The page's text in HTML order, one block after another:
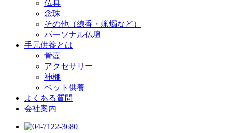
仏具
念珠
その他（線香・蝋燭など）
パーソナル仏壇
手元供養とは
骨壺
アクセサリー
神棚
ペット供養
よくある質問
会社案内